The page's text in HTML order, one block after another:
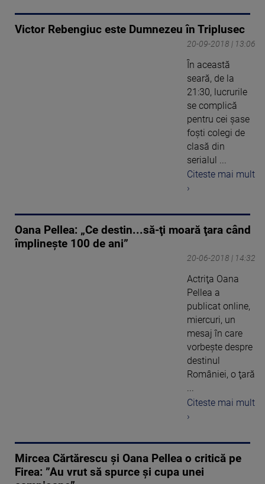
Victor Rebengiuc este Dumnezeu în Triplusec
20-09-2018 | 13:06
În această
seară, de la
21:30, lucrurile
se complică
pentru cei șase
foști colegi de
clasă din
serialul ...
Citeste mai mult
›
Oana Pellea: „Ce destin...să-ţi moară ţara când
împlineşte 100 de ani”
20-06-2018 | 14:32
Actriţa Oana
Pellea a
publicat online,
miercuri, un
mesaj în care
vorbeşte despre
destinul
României, o ţară
...
Citeste mai mult
›
Mircea Cărtărescu și Oana Pellea o critică pe
Firea: ”Au vrut să spurce și cupa unei